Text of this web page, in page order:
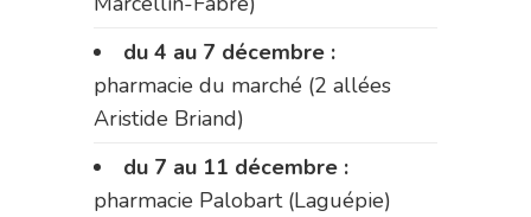
du 4 au 7 décembre :
pharmacie du marché (2 allées
Aristide Briand)
du 7 au 11 décembre :
pharmacie Palobart (Laguépie)